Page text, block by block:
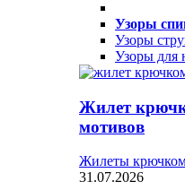
Узоры
Узоры
Узоры для
Жилет
мотивов
Жилеты
31.07.2026